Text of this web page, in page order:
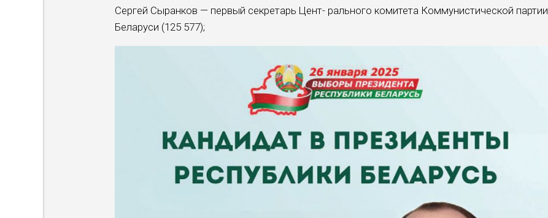
Сергей Сыранков — первый секретарь Цент- рального комитета Коммунистической партии
Беларуси (125 577);